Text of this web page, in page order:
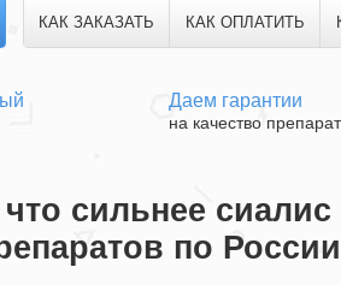
КАК ЗАКАЗАТЬ КАК ОПЛАТИТЬ
Даем гарантии
на качество
что сильнее
по России